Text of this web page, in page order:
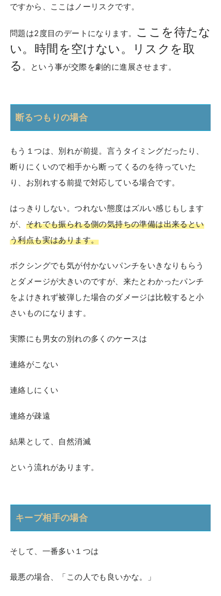
ですから、ここはノーリスクです。
問題は2度目のデートになります。
ここを待たな
い。時間を空けない。リスクを取
る 。という事が交際を劇的に進展させます。
断るつもりの場合
もう１つは、別れが前提。言うタイミングだったり、
断りにくいので相手から断ってくるのを待っていた
り、お別れする前提で対応している場合です。
はっきりしない。つれない態度はズルい感じもします
が、 それでも振られる側の気持ちの準備は出来るとい
う利点も実はあります。
ボクシングでも気が付かないパンチをいきなりもらう
とダメージが大きいのですが、来たとわかったパンチ
をよけきれず被弾した場合のダメージは比較すると小
さいものになります。
実際にも男女の別れの多くのケースは
連絡がこない
連絡しにくい
連絡が疎遠
結果として、自然消滅
という流れがあります。
キープ相手の場合
そして、一番多い１つは
最悪の場合、「この人でも良いかな。」